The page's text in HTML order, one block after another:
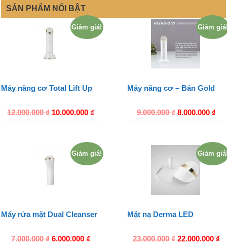
SẢN PHẨM NỔI BẬT
Giảm giá!
Máy nâng cơ Total Lift Up
12.000.000₫ 10.000.000 ₫
Giảm
Máy nâng cơ – Bản Gold
9.000.000₫ 8.000.000 ₫
Giảm giá!
Máy rửa mặt Dual Cleanser
7.000.000₫ 6.000.000 ₫
Giảm
Mặt nạ Derma LED
23.000.000₫ 22.000.000 ₫